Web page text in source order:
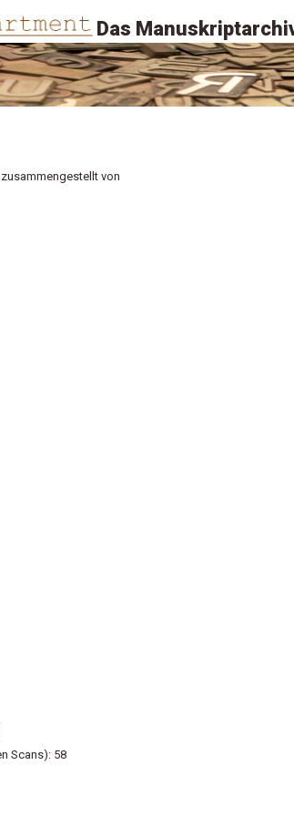
Das
von
Scans): 58